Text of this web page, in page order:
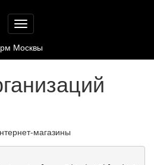
Меню
сайта
Москвы
магазины